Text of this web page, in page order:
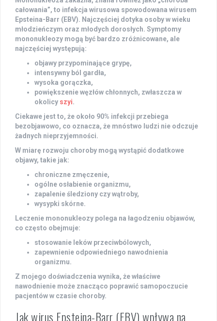
całowania”, to infekcja wirusowa spowodowana wirusem
Epsteina-Barr (EBV). Najczęściej dotyka osoby w wieku
młodzieńczym oraz młodych dorosłych. Symptomy
mononukleozy mogą być bardzo zróżnicowane, ale
najczęściej występują:
objawy przypominające grypę,
intensywny ból gardła,
wysoka gorączka,
powiększenie węzłów chłonnych, zwłaszcza w
okolicy szyi.
Ciekawe jest to, że około 90% infekcji przebiega
bezobjawowo, co oznacza, że mnóstwo ludzi nie odczuje
żadnych nieprzyjemności.
W miarę rozwoju choroby mogą wystąpić dodatkowe
objawy, takie jak:
chroniczne zmęczenie,
ogólne osłabienie organizmu,
zapalenie śledziony czy wątroby,
wysypki skórne.
Leczenie mononukleozy polega na łagodzeniu objawów,
co często obejmuje:
stosowanie leków przeciwbólowych,
zapewnienie odpowiedniego nawodnienia
organizmu.
Z mojego doświadczenia wynika, że właściwe
nawodnienie może znacząco poprawić samopoczucie
pacjentów w czasie choroby.
Jak wirus Epsteina-Barr (EBV) wpływa na